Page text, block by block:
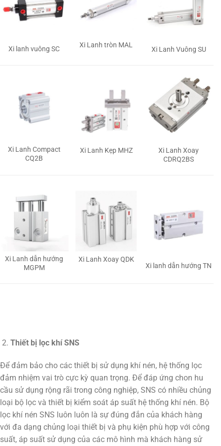
Xi lanh vuông SC Xi Lanh tròn MAL
Xi Lanh Vuông SU
Xi Lanh Compact
CQ2B
Xi Lanh Kẹp MHZ
Xi Lanh Xoay
CDRQ2BS
Xi Lanh dẫn hướng
MGPM
Xi Lanh Xoay QDK
Xi lanh dẫn hướng TN
Thiết bị lọc khí SNS
Để đảm bảo cho các thiết bị sử dụng khí nén, hệ thống lọc
đảm nhiệm vai trò cực kỳ quan trọng. Để đáp ứng chon hu
cầu sử dụng rộng rãi trong công nghiệp, SNS có nhiều chủng
loại bộ lọc và thiết bị kiểm soát áp suất hệ thống khí nén. Bộ
lọc khí nén SNS luôn luôn là sự đúng đắn của khách hàng
với đa dạng chủng loại thiết bị và phụ kiện phù hợp với công
suất, áp suất sử dụng của các mô hình mà khách hàng sử